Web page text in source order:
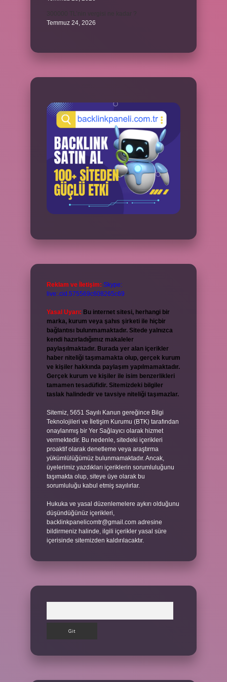
Temmuz 24, 2026
Reklam ve İletişim: Skype:
live:.cid.575569c608265c69
Yasal Uyarı: Bu internet sitesi, herhangi bir
marka, kurum veya şahıs şirketi ile hiçbir
bağlantısı bulunmamaktadır. Sitede yalnızca
kendi hazırladığımız makaleler
paylaşılmaktadır. Burada yer alan içerikler
haber niteliği taşımamakta olup, gerçek kurum
ve kişiler hakkında paylaşım yapılmamaktadır.
Gerçek kurum ve kişiler ile isim benzerlikleri
tamamen tesadüfidir. Sitemizdeki bilgiler
taslak halindedir ve tavsiye niteliği taşımazlar.
Sitemiz, 5651 Sayılı Kanun gereğince Bilgi
Teknolojileri ve İletişim Kurumu (BTK) tarafından
onaylanmış bir Yer Sağlayıcı olarak hizmet
vermektedir. Bu nedenle, sitedeki içerikleri
proaktif olarak denetleme veya araştırma
yükümlülüğümüz bulunmamaktadır. Ancak,
üyelerimiz yazdıkları içeriklerin sorumluluğunu
taşımakta olup, siteye üye olarak bu
sorumluluğu kabul etmiş sayılırlar.
Hukuka ve yasal düzenlemelere aykırı olduğunu
düşündüğünüz içerikleri,
backlinkpanelicomtr@gmail.com adresine
bildirmeniz halinde, ilgili içerikler yasal süre
içerisinde sitemizden kaldırılacaktır.